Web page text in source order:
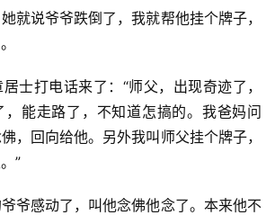
就说爷爷跌倒了，我就帮他挂个牌子，
士打电话来了：“师父，出现奇迹了，
，能走路了，不知道怎搞的。我爸妈问
，回向给他。另外我叫师父挂个牌子，
”
爷感动了，叫他念佛他念了。本来他不